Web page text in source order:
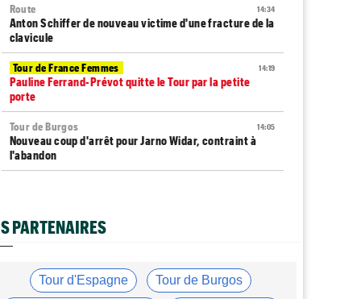
14:34
Route
Anton Schiffer de nouveau victime d'une fracture de la
clavicule
14:19
Tour de France Femmes
Pauline Ferrand-Prévot quitte le Tour par la petite
porte
14:05
Tour de Burgos
Nouveau coup d'arrêt pour Jarno Widar, contraint à
l'abandon
Tour de France Femmes
Antonia Niedermaier : "Kasia ? J’ai toujours cru en elle"
Média
Cyclism’Actu recrute des rédacteurs… voici comment
PARTENAIRES
Tour d'Espagne Tour de Burgos